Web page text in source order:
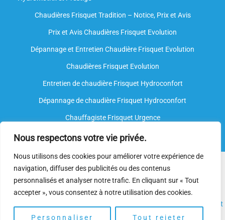
Nous respectons votre vie privée.
Nous utilisons des cookies pour améliorer votre expérience de
navigation, diffuser des publicités ou des contenus
personnalisés et analyser notre trafic. En cliquant sur « Tout
accepter », vous consentez à notre utilisation des cookies.
Personnaliser Tout rejeter
Chaudières Frisquet Tradition – Notice, Prix et Avis
Prix et Avis Chaudières Frisquet Evolution
Dépannage et Entretien Chaudière Frisquet Evolution​
Chaudières Frisquet Evolution
Entretien de chaudière Frisquet Hydroconfort
Dépannage de chaudière Frisquet Hydroconfort
Chauffagiste Frisquet Urgence
Nous intervenons sur toutes les marques de chauffe-eau, mais
nous ne sommespas agréés par le fabricant. Nosplombiers
spécialisésdisposent néanmoins de l’expertise et des
et
le
dépannage.